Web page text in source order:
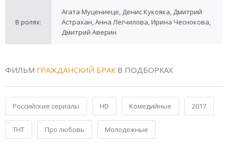
В ролях:
Агата Муцениеце, Денис Кукояка, Дмитрий
Астрахан, Анна Легчилова, Ирина Чеснокова,
Дмитрий Аверин
ФИЛЬМ ГРАЖДАНСКИЙ БРАКВ ПОДБОРКАХ
Российские сериалы HD Комедийные 2017
ТНТ Про любовь Молодежные